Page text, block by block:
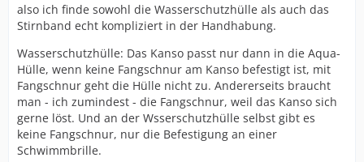
also ich finde sowohl die Wasserschutzhülle als auch das
Stirnband echt kompliziert in der Handhabung.
Wasserschutzhülle: Das Kanso passt nur dann in die Aqua-
Hülle, wenn keine Fangschnur am Kanso befestigt ist, mit
Fangschnur geht die Hülle nicht zu. Andererseits braucht
man - ich zumindest - die Fangschnur, weil das Kanso sich
gerne löst. Und an der Wsserschutzhülle selbst gibt es
keine Fangschnur, nur die Befestigung an einer
Schwimmbrille.